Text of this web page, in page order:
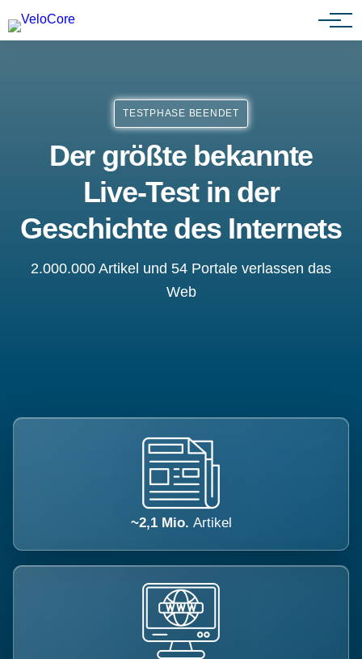
Agenturen & Webdesigner
TESTPHASE BEENDET
Der größte bekannte
Live-Test in der
Geschichte des Internets
2.000.000 Artikel und 54 Portale verlassen das
Web
~2,1 Mio. Artikel